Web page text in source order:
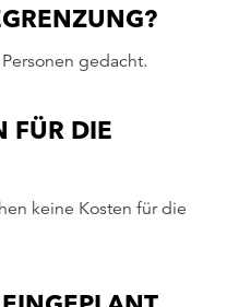
gedacht.
FÜR DIE
keine Kosten für die